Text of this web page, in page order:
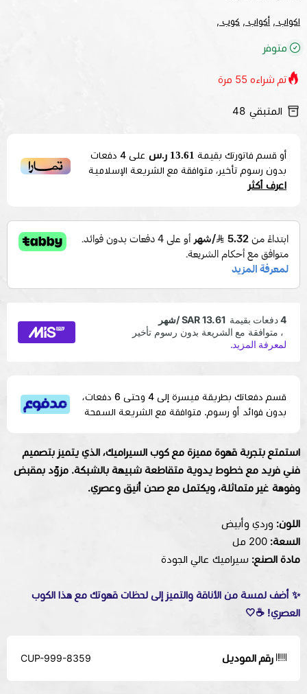
اكواب , أكواب , كوب ,
متوفر
تم شراءه 55 مرة
المتبقي 48
أو قسم فاتورتك بقيمة 13.61 ر.س على 4 دفعات
بدون رسوم تأخير، متوافقة مع الشريعة الإسلامية
اعرف أكثر
قسم دفعاتك بطريقة ميسرة إلى 4 وحتى 6 دفعات،
بدون فوائد أو رسوم. متوافقة مع الشريعة السمحة
استمتع بتجربة قهوة مميزة مع كوب السيراميك، الذي يتميز بتصميم
فني فريد مع خطوط يدوية متقاطعة شبيهة بالشبكة. مزوّد بمقبض
وفوهة غير متماثلة، ويكتمل مع صحن أنيق وعصري.
اللون: وردي وأبيض
السعة:
مادة الصنع: سيراميك عالي الجودة
✨ أضف لمسة من الأناقة والتميز إلى لحظات قهوتك مع هذا الكوب
العصري! ☕🤍
رقم الموديل CUP-999-8359